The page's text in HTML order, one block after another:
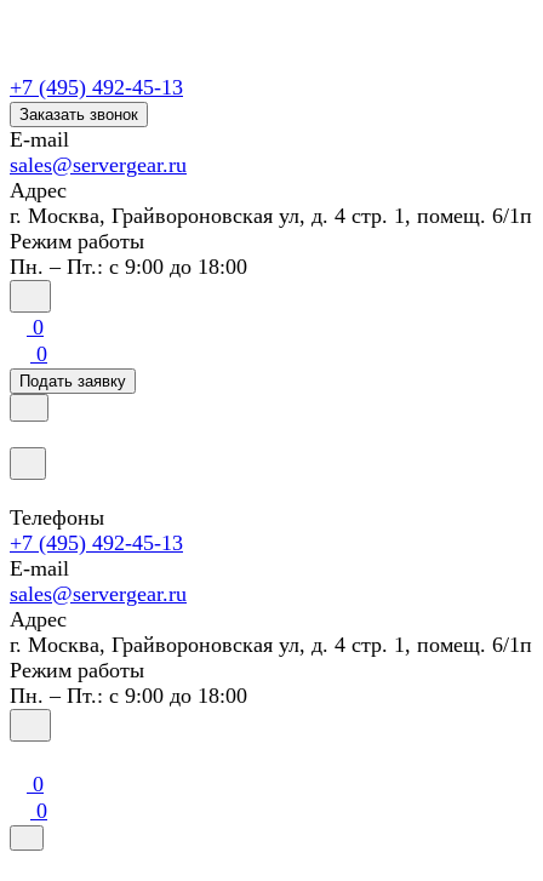
+7 (495) 492-45-13
Заказать звонок
E-mail
sales@servergear.ru
Адрес
г. Москва, Грайвороновская ул, д. 4 стр. 1, помещ. 6/1п
Режим работы
Пн. – Пт.: с 9:00 до 18:00
0
0
Подать заявку
Телефоны
+7 (495) 492-45-13
E-mail
sales@servergear.ru
Адрес
г. Москва, Грайвороновская ул, д. 4 стр. 1, помещ. 6/1п
Режим работы
Пн. – Пт.: с 9:00 до 18:00
0
0